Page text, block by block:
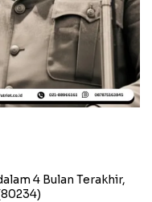
4 Bulan Terakhir,